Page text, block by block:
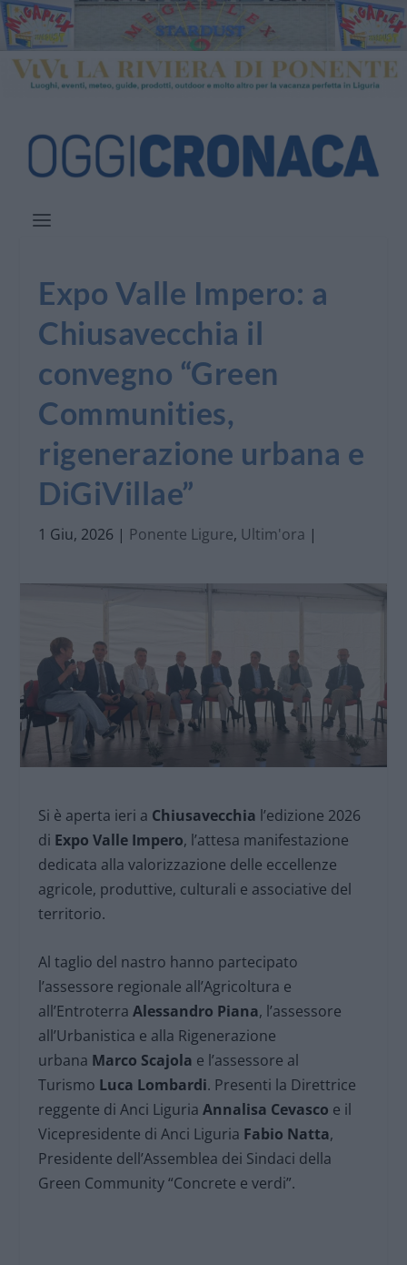
Expo Valle Impero: a
Chiusavecchia il
convegno “Green
Communities,
rigenerazione urbana e
DiGiVillae”
1 Giu, 2026 | Ponente Ligure, Ultim'ora |
Si è aperta ieri a Chiusavecchia l’edizione 2026
di Expo Valle Impero, l’attesa manifestazione
dedicata alla valorizzazione delle eccellenze
agricole, produttive, culturali e associative del
territorio.
Al taglio del nastro hanno partecipato
l’assessore regionale all’Agricoltura e
all’EntroterraAlessandro Piana, l’assessore
all’Urbanistica e alla Rigenerazione
urbana Marco Scajola e l’assessore al
Turismo Luca Lombardi. Presenti la Direttrice
reggente di Anci LiguriaAnnalisa Cevasco e il
Vicepresidente di Anci Liguria Fabio Natta,
Presidente dell’Assemblea dei Sindaci della
Green Community “Concrete e verdi”.